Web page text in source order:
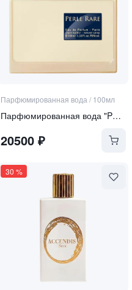
Парфюмированная вода / 100мл
Парфюмированная вода "Perle Rare"
20500₽
30 %